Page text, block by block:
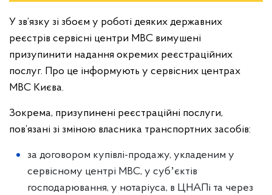
У зв’язку зі збоєм у роботі деяких державних
реєстрів сервісні центри МВС вимушені
призупинити надання окремих реєстраційних
послуг. Про це інформують у сервісних центрах
МВС Києва.
Зокрема, призупинені реєстраційні послуги,
пов’язані зі зміною власника транспортних засобів:
за договором купівлі-продажу, укладеним у
сервісному центрі МВС, у субʼєктів
господарювання, у нотаріуса, в ЦНАПі та через